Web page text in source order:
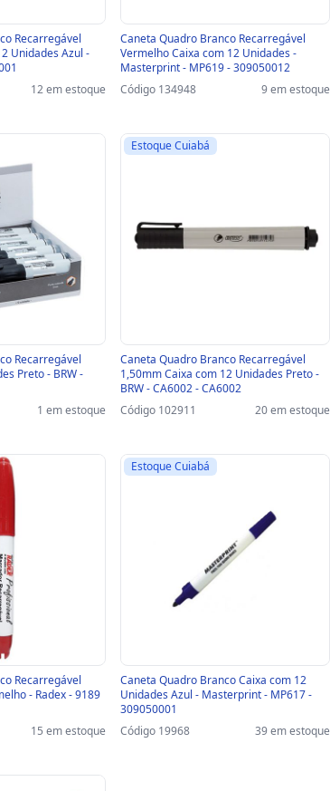
Recarregável
Unidades Azul -
12 em estoque
Caneta Quadro Branco Recarregável
Vermelho Caixa com 12 Unidades -
Masterprint - MP619 - 309050012
Código 134948
9 em estoque
Recarregável
Preto - BRW -
1 em estoque
Estoque Cuiabá
Caneta Quadro Branco Recarregável
1,50mm Caixa com 12 Unidades Preto -
BRW - CA6002 - CA6002
Código 102911
20 em estoque
Recarregável
- Radex - 9189
15 em estoque
Estoque Cuiabá
Caneta Quadro Branco Caixa com 12
Unidades Azul - Masterprint - MP617 -
309050001
Código 19968
39 em estoque